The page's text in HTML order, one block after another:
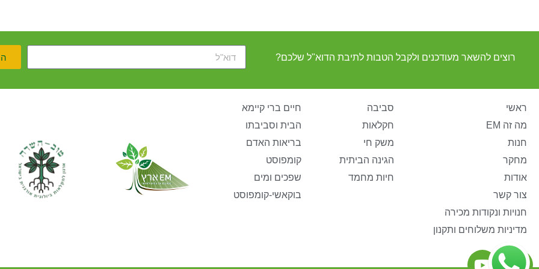
רוצים להשאר מעודכנים ולקבל הטבות לתיבת הדוא"ל שלכם?
ראשי
מה זה EM
חנות
מחקר
אודות
צור קשר
חנויות ונקודות מכירה
מדיניות משלוחים ותקנון
סביבה
חקלאות
משק חי
הגינה הביתית
חיות מחמד
חיים ברי קיימא
הבית וסביבתו
בריאות האדם
קומפוסט
שפכים ומים
בוקאשי-קומפוסט